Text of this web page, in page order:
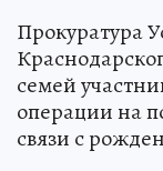
Прокуратура
семей
операции на
связи с